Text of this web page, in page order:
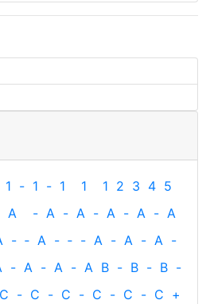
1 - 1 - 1 1 1 2 3 4 5
A - A - A - A - A - A
- ‐ A - ‐ - A - A - A -
- A - A - A B - B - B -
C - C - C - C - C - C +